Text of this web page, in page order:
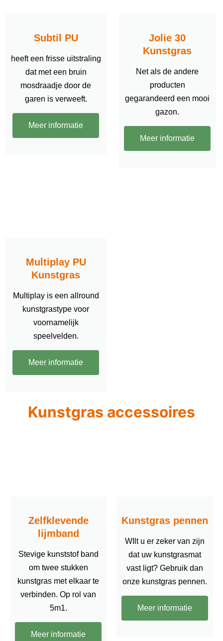
Subtil PU
heeft een frisse uitstraling
dat met een bruin
mosdraadje door de
garen is verweeft.
Meer informatie
Jolie 30
Kunstgras
Net als de andere
producten
gegarandeerd een mooi
gazon.
Meer informatie
Multiplay PU
Kunstgras
Multiplay is een allround
kunstgrastype voor
voornamelijk
speelvelden.
Meer informatie
Kunstgras accessoires
Zelfklevende
lijmband
Stevige kunststof band
om twee stukken
kunstgras met elkaar te
verbinden. Op rol van
5m1.
Meer informatie
Kunstgras pennen
WIlt u er zeker van zijn
dat uw kunstgrasmat
vast ligt? Gebruik dan
onze kunstgras pennen.
Meer informatie